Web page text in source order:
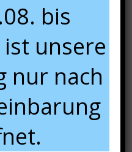
bis
unsere
nur nach